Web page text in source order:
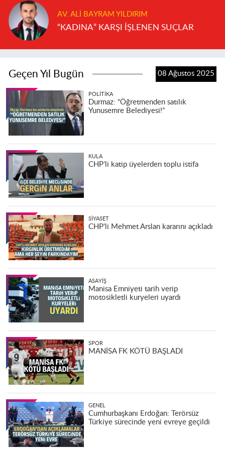
AV. ALI BAYRAM YILDIRIM
“KADINA” KARŞI İŞLENEN SUÇLAR
Geçen Yıl Bugün 08 Ağustos 2025
POLITIKA
Durmaz: “Öğretmenden satılık
Yunusemre Belediyesi!”
KULA
CHP’li katip üyelerden toplu istifa
SIYASET
CHP'li Mehmet Arslan kararını açıkladı
ASAYIŞ
Manisa Emniyeti tarih verip
motosikletli kuryeleri uyardı
SPOR
MANİSA FK KÖTÜ BAŞLADI
GENEL
Cumhurbaşkanı Erdoğan: Terörsüz
Türkiye sürecinde yeni evreye geçildi